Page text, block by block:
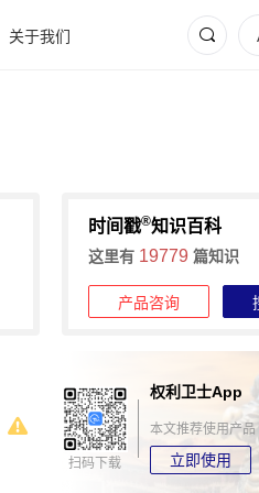
关于我们
时间戳®知识百科
这里有 19779 篇知识
产品咨询
扫码下载
权利卫士App
本文推荐使用产品
立即使用